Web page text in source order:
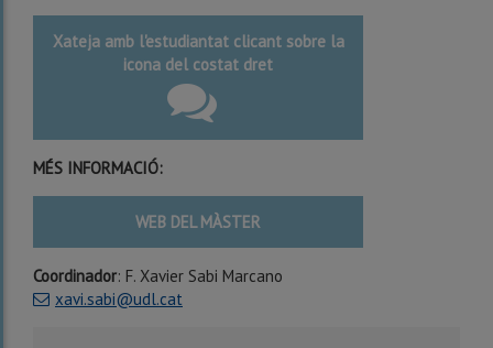
Xateja amb l'estudiantat clicant sobre la
icona del costat dret
MÉS INFORMACIÓ:
WEB DEL MÀSTER
Coordinador: F. Xavier Sabi Marcano
xavi.sabi@udl.cat